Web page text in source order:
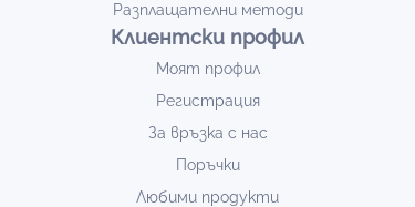
Разплащателни методи
Клиентски профил
Моят профил
Регистрация
За връзка с нас
Поръчки
Любими продукти